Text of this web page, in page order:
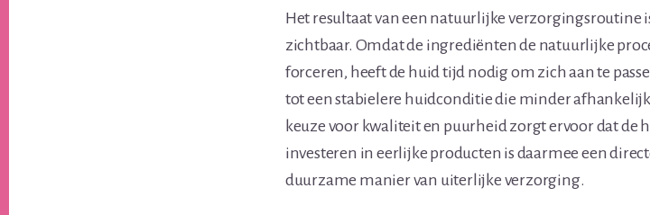
Het resultaat van een natuurlijke verzorgingsroutine
zichtbaar. Omdat de ingrediënten de natuurlijke
forceren, heeft de huid tijd nodig om zich aan te
tot een stabielere huidconditie die minder afhankelijk
keuze voor kwaliteit en puurheid zorgt ervoor dat de
investeren in eerlijke producten is daarmee een
duurzame manier van uiterlijke verzorging.